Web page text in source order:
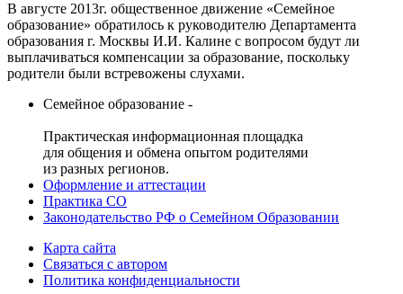
В августе 2013г. общественное движение «Семейное
образование» обратилось к руководителю Департамента
образования г. Москвы И.И. Калине с вопросом будут ли
выплачиваться компенсации за образование, поскольку
родители были встревожены слухами.
Семейное образование -
Практическая информационная площадка
для общения и обмена опытом родителями
из разных регионов.
Оформление и аттестации
Практика СО
Законодательство РФ о Семейном Образовании
Карта сайта
Связаться с автором
Политика конфиденциальности